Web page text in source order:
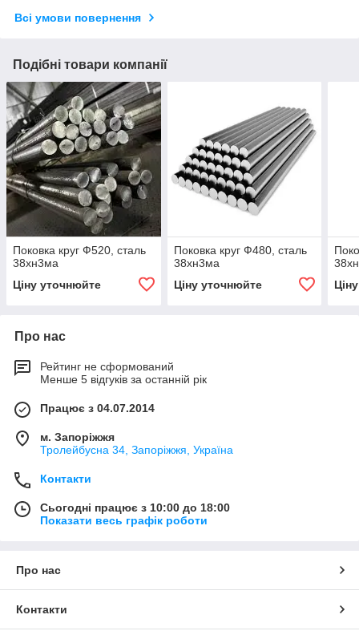
Всі умови повернення
Подібні товари компанії
Поковка круг Ф520, сталь
38хн3ма
Ціну уточнюйте
Поковка круг Ф480, сталь
38хн3ма
Ціну уточнюйте
Про нас
Рейтинг не сформований
Менше 5 відгуків за останній рік
Працює з 04.07.2014
м. Запоріжжя
Тролейбусна 34, Запоріжжя, Україна
Контакти
Сьогодні працює з 10:00 до 18:00
Показати весь графік роботи
Про нас
Контакти